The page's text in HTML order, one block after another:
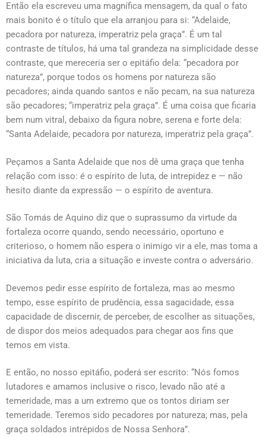
Então ela escreveu uma magnífica mensagem, da qual o fato
mais bonito é o título que ela arranjou para si: “Adelaide,
pecadora por natureza, imperatriz pela graça”. É um tal
contraste de títulos, há uma tal grandeza na simplicidade desse
contraste, que mereceria ser o epitáfio dela: “pecadora por
natureza”, porque todos os homens por natureza são
pecadores; ainda quando santos e não pecam, na sua natureza
são pecadores; “imperatriz pela graça”. É uma coisa que ficaria
bem num vitral, debaixo da figura nobre, serena e forte dela:
“Santa Adelaide, pecadora por natureza, imperatriz pela graça”.
Peçamos a Santa Adelaide que nos dê uma graça que tenha
relação com isso: é o espírito de luta, de intrepidez e — não
hesito diante da expressão — o espírito de aventura.
São Tomás de Aquino diz que o suprassumo da virtude da
fortaleza ocorre quando, sendo necessário, oportuno e
criterioso, o homem não espera o inimigo vir a ele, mas toma a
iniciativa da luta, cria a situação e investe contra o adversário.
Devemos pedir esse espírito de fortaleza, mas ao mesmo
tempo, esse espírito de prudência, essa sagacidade, essa
capacidade de discernir, de perceber, de escolher as situações,
de dispor dos meios adequados para chegar aos fins que
temos em vista.
E então, no nosso epitáfio, poderá ser escrito: “Nós fomos
lutadores e amamos inclusive o risco, levado não até a
temeridade, mas a um extremo que os tontos diriam ser
temeridade. Teremos sido pecadores por natureza; mas, pela
graça soldados intrépidos de Nossa Senhora”.